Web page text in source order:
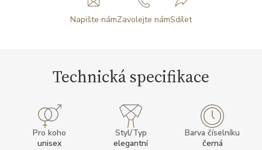
Napište námZavolejte námSdílet
Technická specifikace
Pro koho
unisex
Styl/Typ
elegantní
Barva číselníku
černá